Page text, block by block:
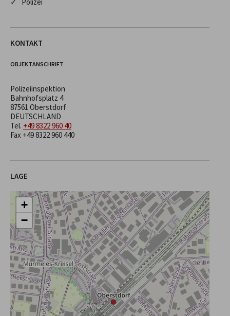
KONTAKT
OBJEKTANSCHRIFT
Polizeiinspektion
Bahnhofsplatz 4
87561 Oberstdorf
DEUTSCHLAND
Tel. +49 8322 960 40
Fax +49 8322 960 440
LAGE
+
−